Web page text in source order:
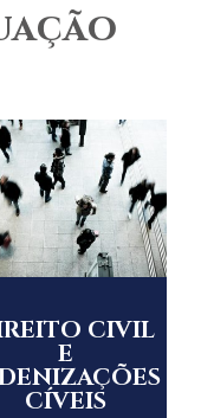
CIVIL
E
CÍVEIS